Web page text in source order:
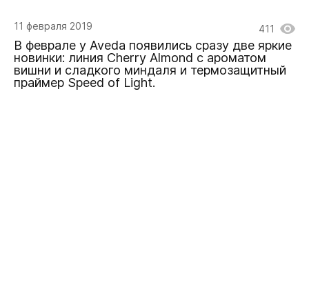
11 февраля 2019 411
В феврале у Aveda появились сразу две яркие
новинки: линия Cherry Almond с ароматом
вишни и сладкого миндаля и термозащитный
праймер Speed of Light.